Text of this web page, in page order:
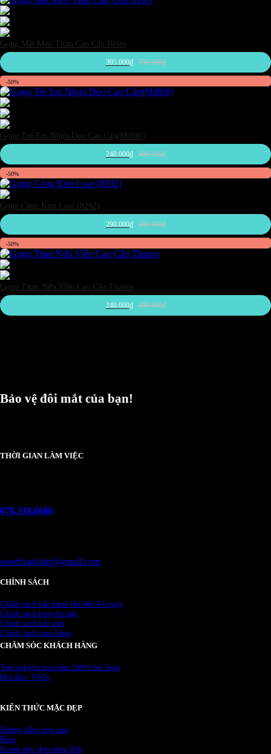
Gọng Mắt Meo·Titan Cao Cấp Heles
395.000₫ 790.000₫
-50%
Gọng Trẻ Em Nhựa Dẻo Cao Cấp(Mt806)
240.000₫ 480.000₫
-50%
Gọng Càng Kim Loại (8292)
290.000₫ 580.000₫
-50%
Gọng Titan Nửa Viền Cao Cấp Titanos
240.000₫ 480.000₫
Bảo vệ đôi mắt của bạn!
THỜI GIAN LÀM VIỆC
078.318.6666
storethaokinh@gmail.com
CHÍNH SÁCH
Chính sách bảo hành lên đến 45 ngày
Chính sách khuyến mãi
Chính sách bảo mật
Chính sách giao hàng
CHĂM SÓC KHÁCH HÀNG
Trải nghiệm mua sắm 100% hài lòng
Hỏi đáp - FAQs
KIẾN THỨC MẶC ĐẸP
Hướng dẫn chọn size
Blog
Group mặc đẹp sống chất